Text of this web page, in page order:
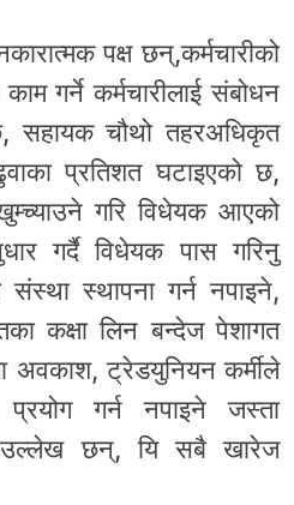
पक्ष छन्,कर्मचारीको
गर्ने कर्मचारीलाई संबोधन
सहायक चौथो तहरअधिकृत
प्रतिशत घटाइएको छ,
गरि विधेयक आएको
गर्दै विधेयक पास गरिनु
स्थापना गर्न नपाइने,
कक्षा लिन बन्देज पेशागत
अवकाश, ट्रेडयुनियन कर्मीले
गर्न नपाइने जस्ता
उल्लेख छन्, यि सबै खारेज